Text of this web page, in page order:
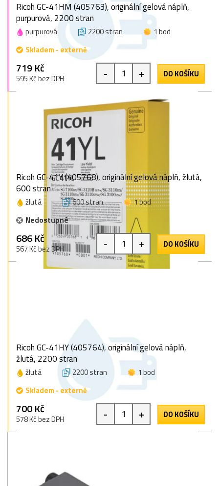
Ricoh GC-41HM (405763), originální gelová náplň,
purpurová, 2200 stran
purpurová 2200 stran
1 bod
Skladem - externě
719 Kč
595 Kč bez DPH - + DO KOŠÍKU
Ricoh GC-41Y (405768), originální gelová náplň, žlutá,
600 stran
žlutá 600 stran
1 bod
Nedostupné
686 Kč
567 Kč bez DPH - + DO KOŠÍKU
Ricoh GC-41HY (405764), originální gelová náplň,
žlutá, 2200 stran
žlutá 2200 stran
1 bod
Skladem - externě
700 Kč
578 Kč bez DPH - + DO KOŠÍKU